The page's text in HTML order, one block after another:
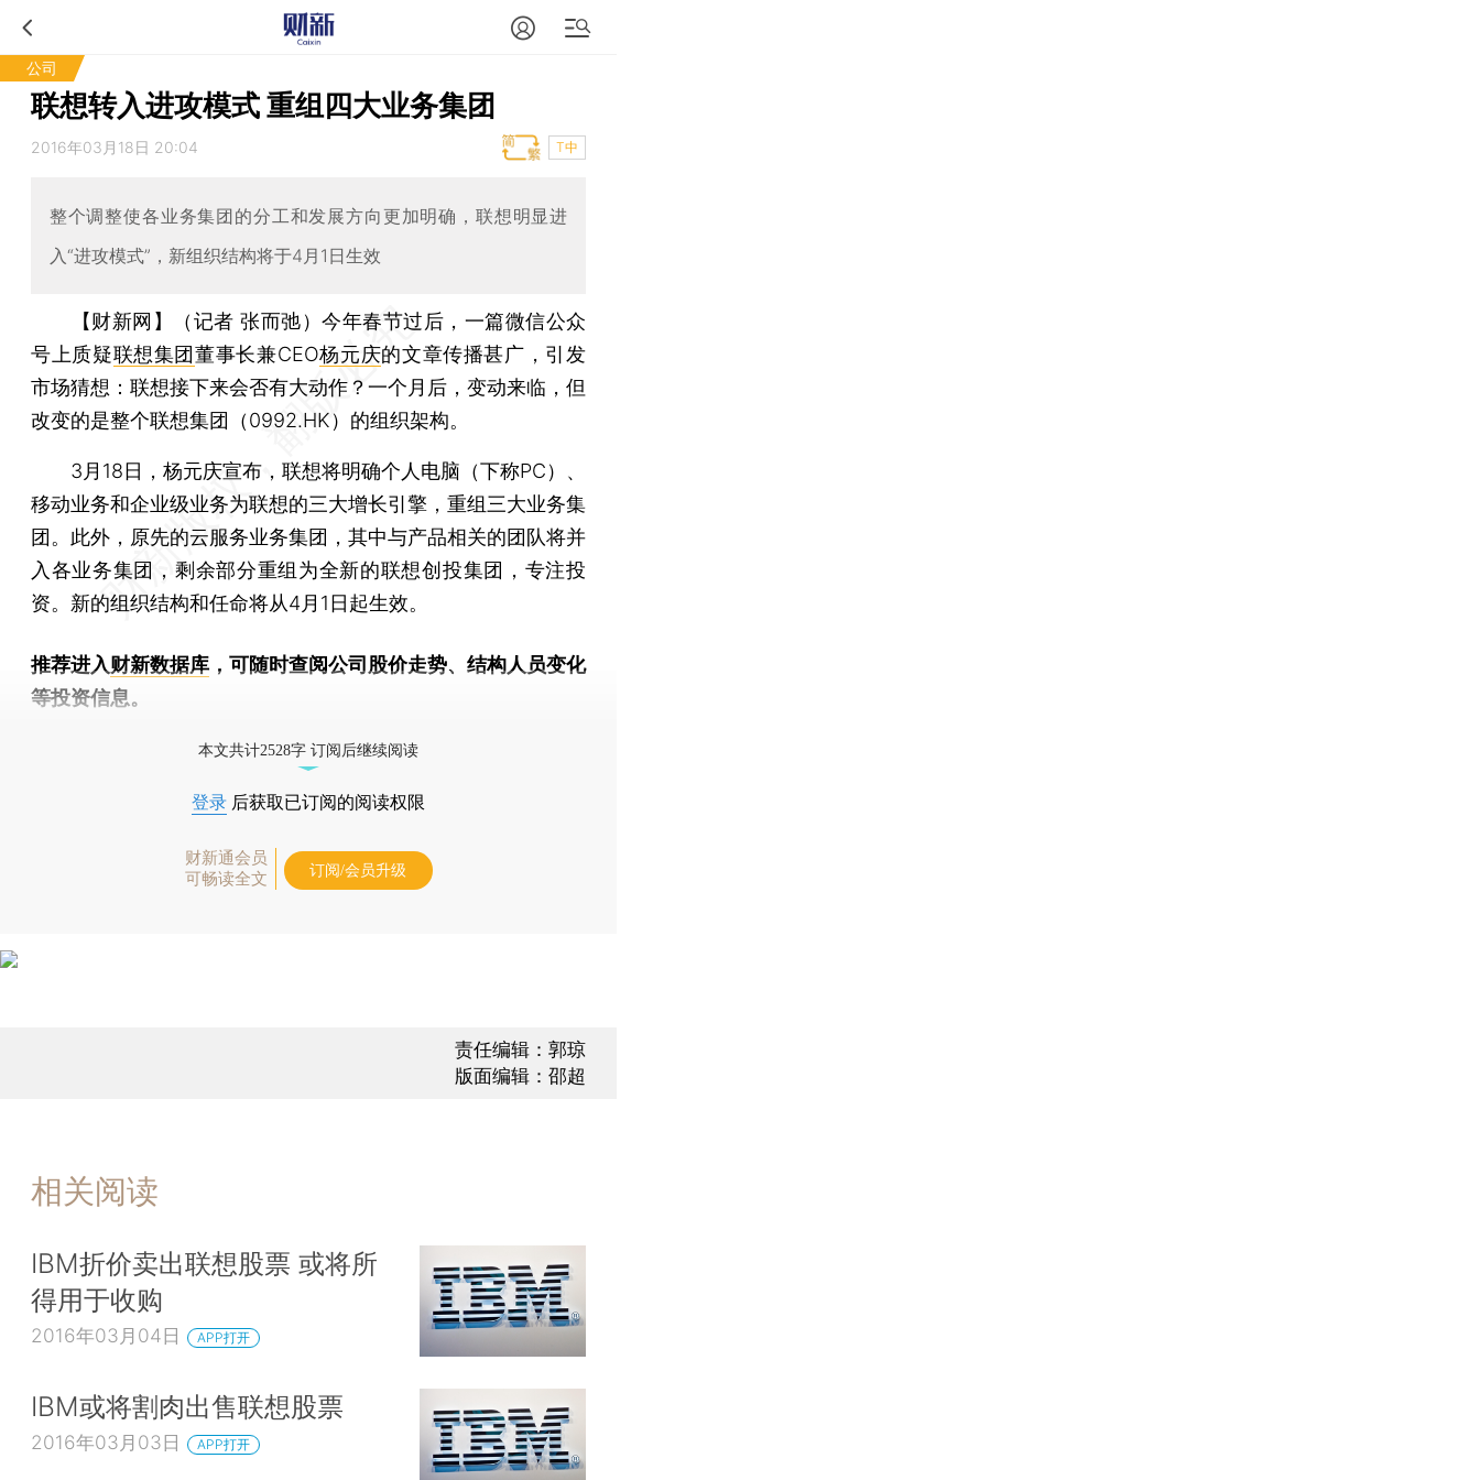
公司
联想转入进攻模式 重组四大业务集团
2016年03月18日 20:04 T中
整个调整使各业务集团的分工和发展方向更加明确，联想明显进
入“进攻模式”，新组织结构将于4月1日生效
【财新网】（记者 张而弛）今年春节过后，一篇微信公众
号上质疑联想集团董事长兼CEO杨元庆的文章传播甚广，引发
市场猜想：联想接下来会否有大动作？一个月后，变动来临，但
改变的是整个联想集团（0992.HK）的组织架构。
3月18日，杨元庆宣布，联想将明确个人电脑（下称PC）、
移动业务和企业级业务为联想的三大增长引擎，重组三大业务集
团。此外，原先的云服务业务集团，其中与产品相关的团队将并
入各业务集团，剩余部分重组为全新的联想创投集团，专注投
资。新的组织结构和任命将从4月1日起生效。
推荐进入财新数据库 ，可随时查阅公司股价走势、结构人员变化
等投资信息。
本文共计2528字 订阅后继续阅读
登录 后获取已订阅的阅读权限
财新通会员
可畅读全文
订阅/会员升级
责任编辑：郭琼
版面编辑：邵超
相关阅读
IBM折价卖出联想股票 或将所
得用于收购
2016年03月04日 APP打开
IBM或将割肉出售联想股票
2016年03月03日 APP打开